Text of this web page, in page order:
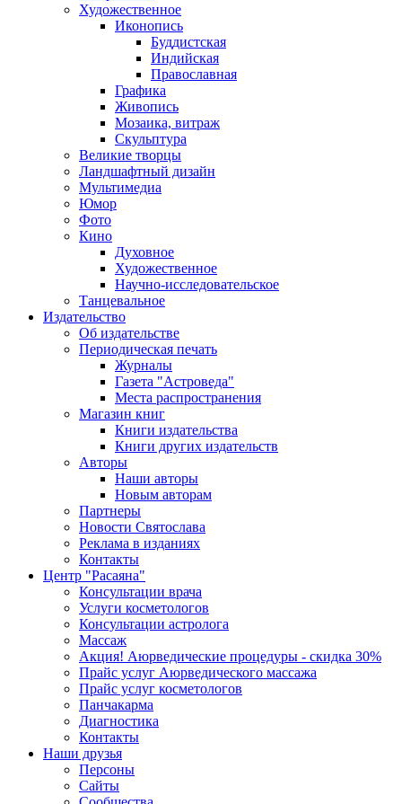
Художественное
Иконопись
Буддистская
Индийская
Православная
Графика
Живопись
Мозаика, витраж
Скульптура
Великие творцы
Ландшафтный дизайн
Мультимедиа
Юмор
Фото
Кино
Духовное
Художественное
Научно-исследовательское
Танцевальное
Издательство
Об издательстве
Периодическая печать
Журналы
Газета "Астроведа"
Места распространения
Магазин книг
Книги издательства
Книги других издательств
Авторы
Наши авторы
Новым авторам
Партнеры
Новости Святослава
Реклама в изданиях
Контакты
Центр "Расаяна"
Консультации врача
Услуги косметологов
Консультации астролога
Массаж
Акция! Аюрведические процедуры - скидка 30%
Прайс услуг Аюрведического массажа
Прайс услуг косметологов
Панчакарма
Диагностика
Контакты
Наши друзья
Персоны
Сайты